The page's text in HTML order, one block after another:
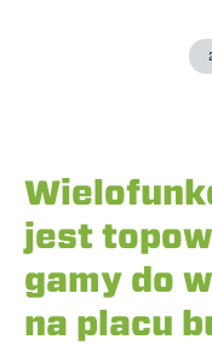
jest
gamy do
na placu